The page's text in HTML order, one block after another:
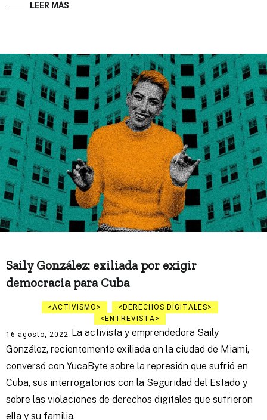
LEER MÁS
Saily González: exiliada por exigir
democracia para Cuba
ACTIVISMO
DERECHOS DIGITALES
ENTREVISTA
16 agosto, 2022 La activista y emprendedora Saily
González, recientemente exiliada en la ciudad de Miami,
conversó con YucaByte sobre la represión que sufrió en
Cuba, sus interrogatorios con la Seguridad del Estado y
sobre las violaciones de derechos digitales que sufrieron
ella y su familia.